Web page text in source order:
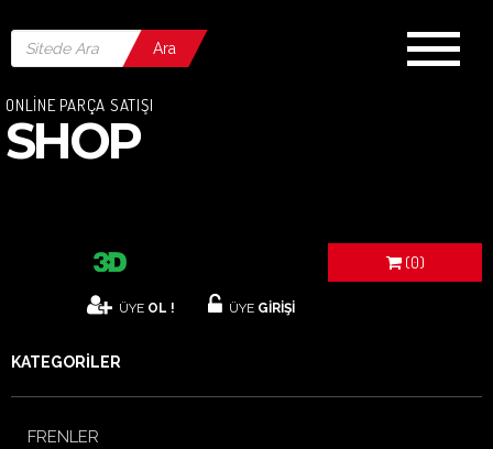
Ara
ONLİNE PARÇA SATIŞI
SHOP
(0)
ÜYE GİRİŞİ
ÜYE OL !
KATEGORİLER
FRENLER